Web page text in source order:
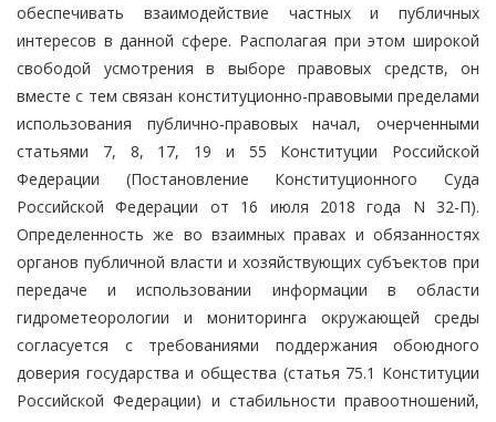
обеспечивать взаимодействие частных и публичных
интересов в данной сфере. Располагая при этом широкой
свободой усмотрения в выборе правовых средств, он
вместе с тем связан конституционно-правовыми пределами
использования публично-правовых начал, очерченными
статьями 7, 8, 17, 19 и 55 Конституции Российской
Федерации (Постановление Конституционного Суда
Российской Федерации от 16 июля 2018 года N 32-П).
Определенность же во взаимных правах и обязанностях
органов публичной власти и хозяйствующих субъектов при
передаче и использовании информации в области
гидрометеорологии и мониторинга окружающей среды
согласуется с требованиями поддержания обоюдного
доверия государства и общества (статья 75.1 Конституции
Российской Федерации) и стабильности правоотношений,